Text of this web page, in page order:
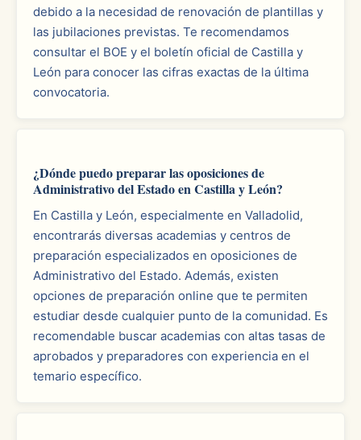
debido a la necesidad de renovación de plantillas y
las jubilaciones previstas. Te recomendamos
consultar el BOE y el boletín oficial de Castilla y
León para conocer las cifras exactas de la última
convocatoria.
¿Dónde puedo preparar las oposiciones de
Administrativo del Estado en Castilla y León?
En Castilla y León, especialmente en Valladolid,
encontrarás diversas academias y centros de
preparación especializados en oposiciones de
Administrativo del Estado. Además, existen
opciones de preparación online que te permiten
estudiar desde cualquier punto de la comunidad. Es
recomendable buscar academias con altas tasas de
aprobados y preparadores con experiencia en el
temario específico.